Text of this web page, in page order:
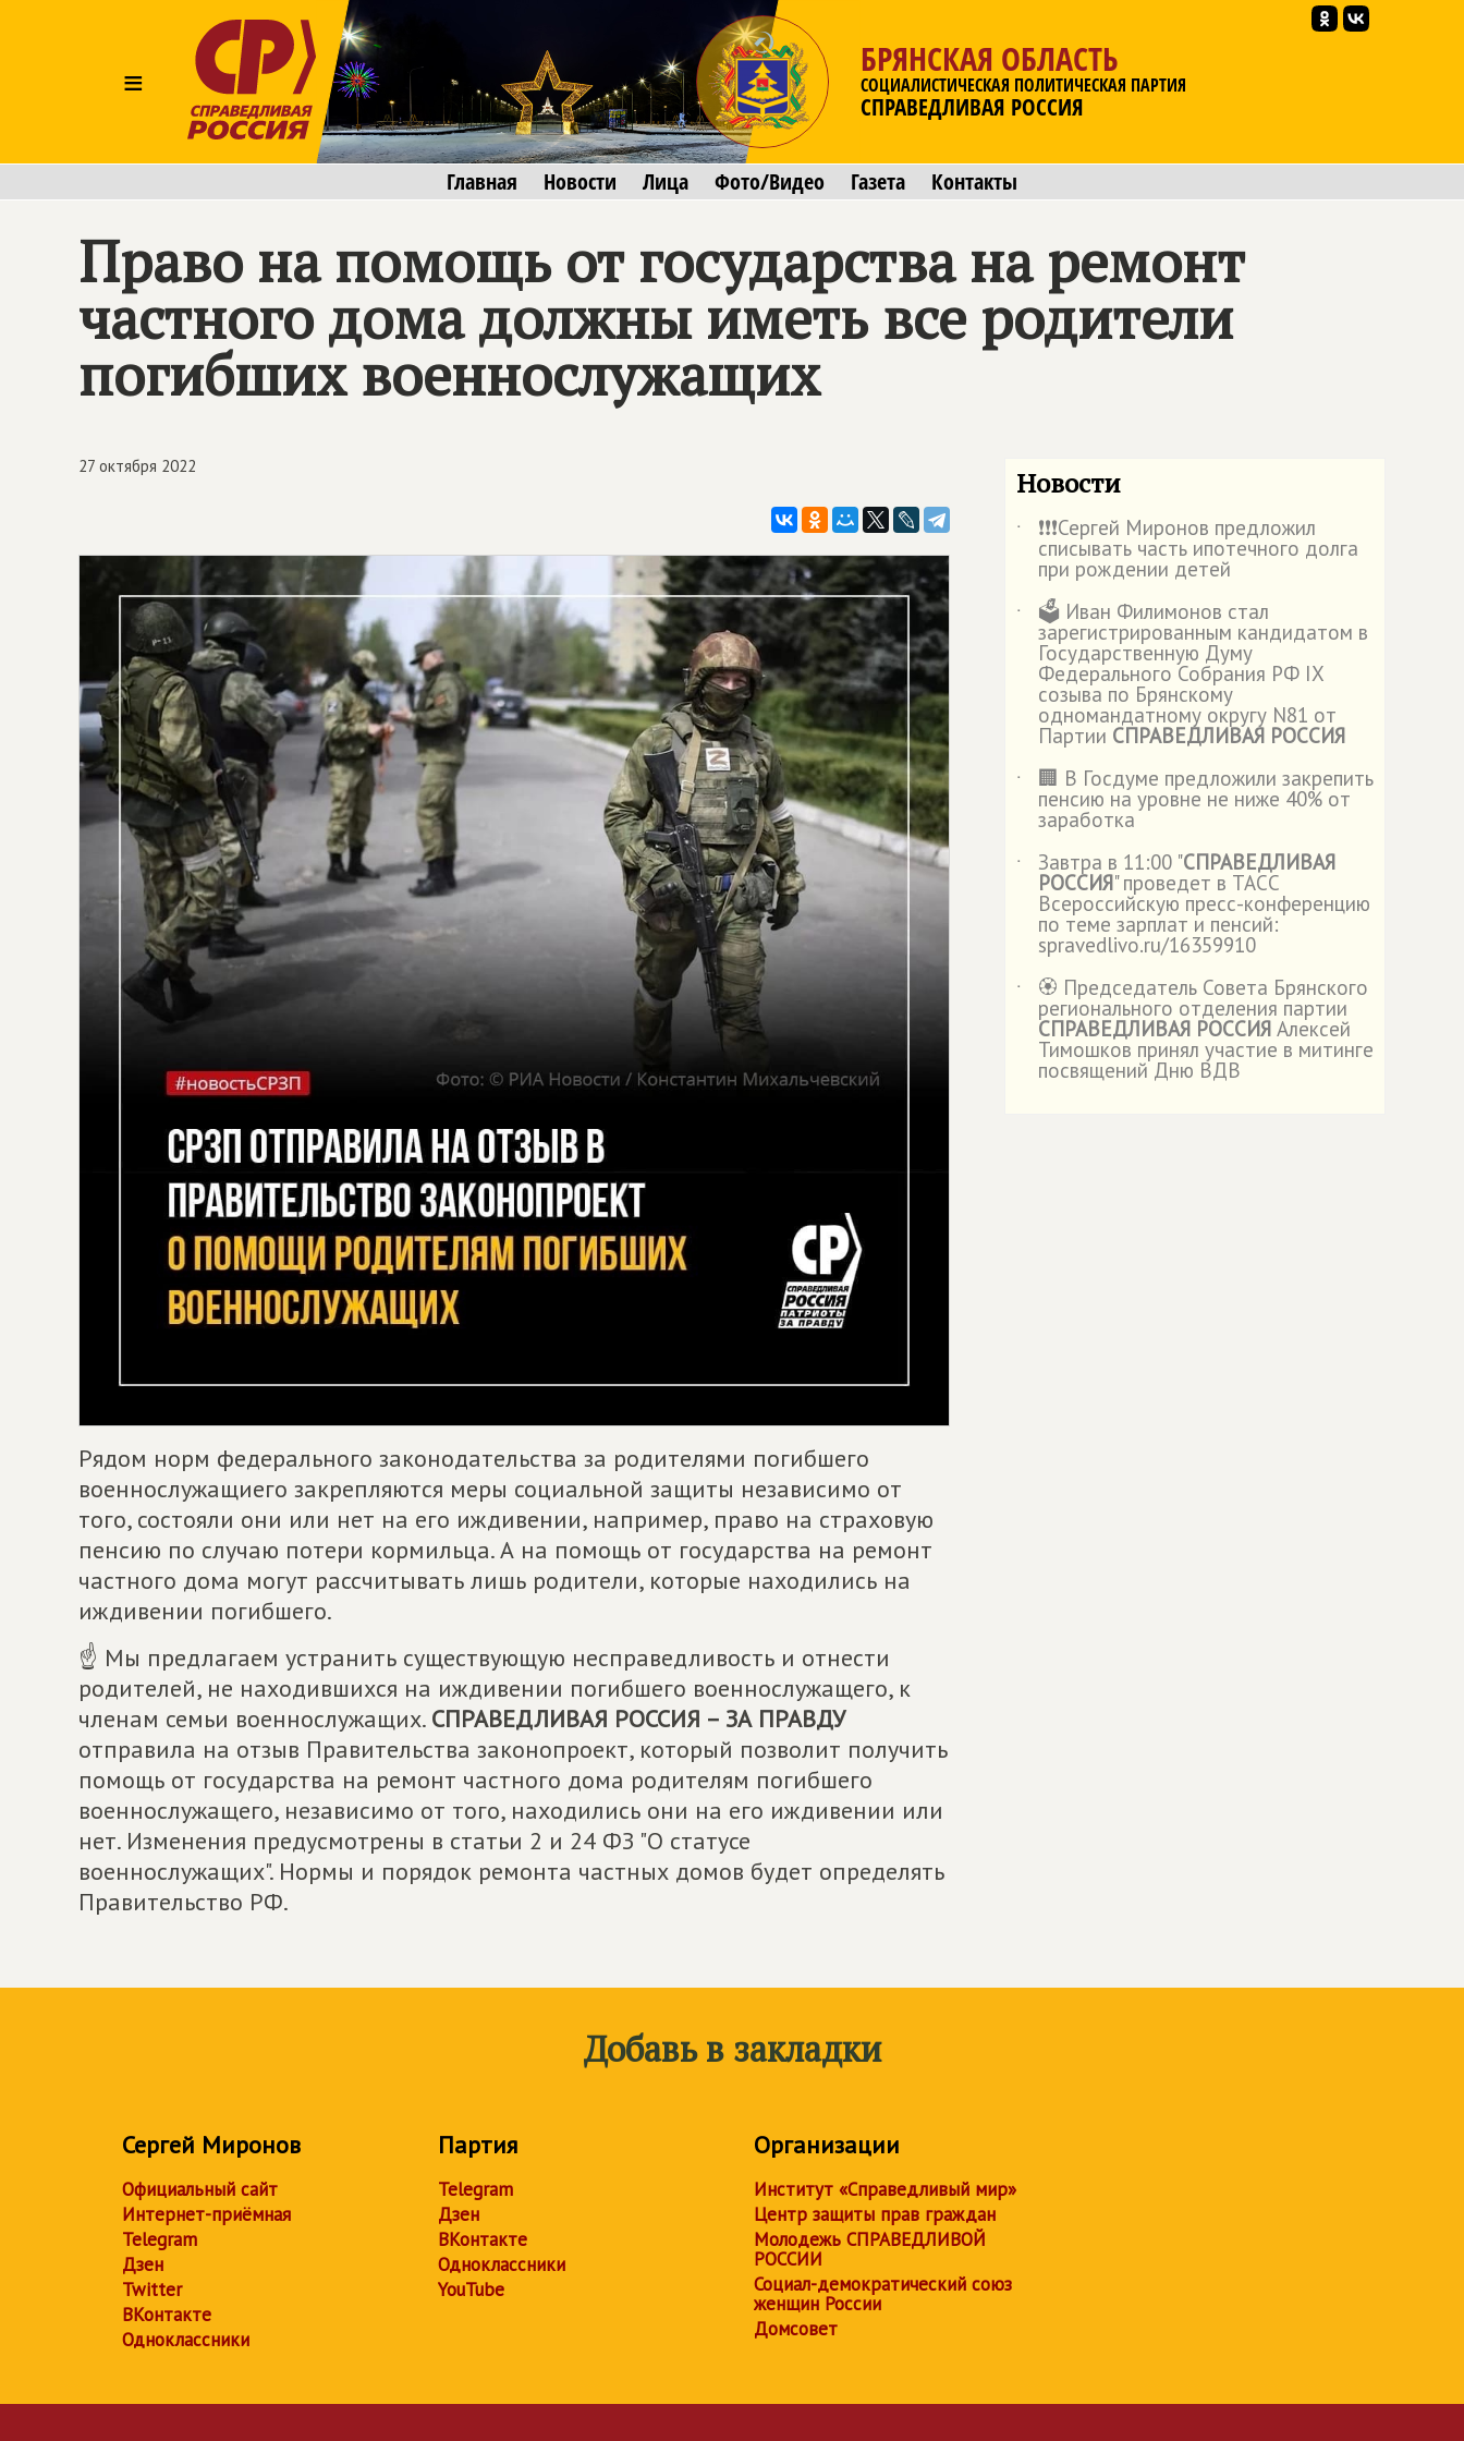
≡
БРЯНСКАЯ ОБЛАСТЬ
СОЦИАЛИСТИЧЕСКАЯ ПОЛИТИЧЕСКАЯ ПАРТИЯ
СПРАВЕДЛИВАЯ РОССИЯ
Главная Новости Лица Фото/Видео Газета Контакты
Право на помощь от государства на ремонт
частного дома должны иметь все родители
погибших военнослужащих
27 октября 2022
Рядом норм федерального законодательства за родителями погибшего
военнослужащиего закрепляются меры социальной защиты независимо от
того, состояли они или нет на его иждивении, например, право на страховую
пенсию по случаю потери кормильца. А на помощь от государства на ремонт
частного дома могут рассчитывать лишь родители, которые находились на
иждивении погибшего.
☝ Мы предлагаем устранить существующую несправедливость и отнести
родителей, не находившихся на иждивении погибшего военнослужащего, к
членам семьи военнослужащих. СПРАВЕДЛИВАЯ РОССИЯ – ЗА ПРАВДУ
отправила на отзыв Правительства законопроект, который позволит получить
помощь от государства на ремонт частного дома родителям погибшего
военнослужащего, независимо от того, находились они на его иждивении или
нет. Изменения предусмотрены в статьи 2 и 24 ФЗ "О статусе
военнослужащих". Нормы и порядок ремонта частных домов будет определять
Правительство РФ.
Новости
˙ ❗️❗️❗️Сергей Миронов предложил
списывать часть ипотечного долга
при рождении детей
˙
🗳️ Иван Филимонов стал
зарегистрированным кандидатом в
Государственную Думу
Федерального Собрания РФ IX
созыва по Брянскому
одномандатному округу N81 от
Партии СПРАВЕДЛИВАЯ РОССИЯ
˙
🏢 В Госдуме предложили закрепить
пенсию на уровне не ниже 40% от
заработка
˙
Завтра в 11:00 "СПРАВЕДЛИВАЯ
РОССИЯ" проведет в ТАСС
Всероссийскую пресс-конференцию
по теме зарплат и пенсий:
spravedlivo.ru/16359910
˙
🏵️ Председатель Совета Брянского
регионального отделения партии
СПРАВЕДЛИВАЯ РОССИЯ Алексей
Тимошков принял участие в митинге
посвящений Дню ВДВ
Добавь в закладки
Сергей Миронов
Официальный сайт
Интернет-приёмная
Telegram
Дзен
Twitter
ВКонтакте
Одноклассники
Партия
Telegram
Дзен
ВКонтакте
Одноклассники
YouTube
Организации
Институт «Справедливый мир»
Центр защиты прав граждан
Молодежь СПРАВЕДЛИВОЙ
РОССИИ
Социал-демократический союз
женщин России
Домсовет